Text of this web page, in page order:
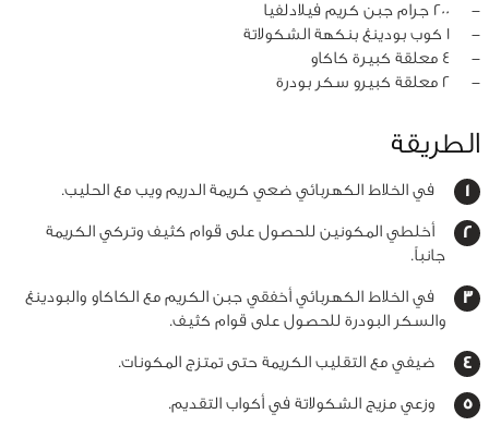
‏-
200 جرام جبن كريم فيلادلفيا
‏-
1 كوب بودينغ بنكهة الشكولاتة
‏-
4 معلقة كبيرة كاكاو
‏-
2 معلقة كبيرو سكر بودرة
الطريقة
في الخلاط الكهربائي ضعي كريمة الدريم ويب مع الحليب.
أخلطي المكونين للحصول على قوام كثيف وتركي الكريمة
جانباً.
في الخلاط الكهربائي أخفقي جبن الكريم مع الكاكاو والبودينغ
والسكر البودرة للحصول على قوام كثيف.
ضيفي مع التقليب الكريمة حتى تمتزج المكونات.
وزعي مزيج الشكولاتة في أكواب التقديم.